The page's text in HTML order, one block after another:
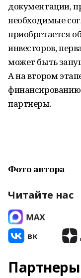
документации,
необходимые
приобретается
инвесторов,
может быть
А на втором
партнеры.
Фото автора
Читайте нас
Партнеры